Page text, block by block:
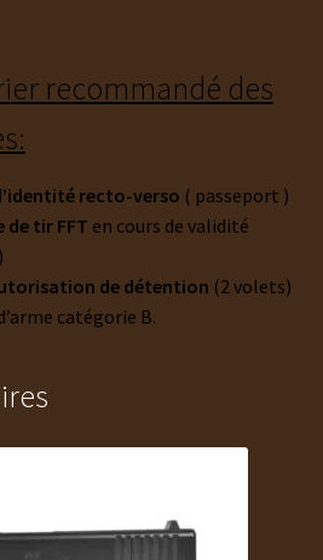
recommandé des
recto-verso ( passeport )
de tir FFT en cours de validité
de détention (2 volets)
catégorie B.